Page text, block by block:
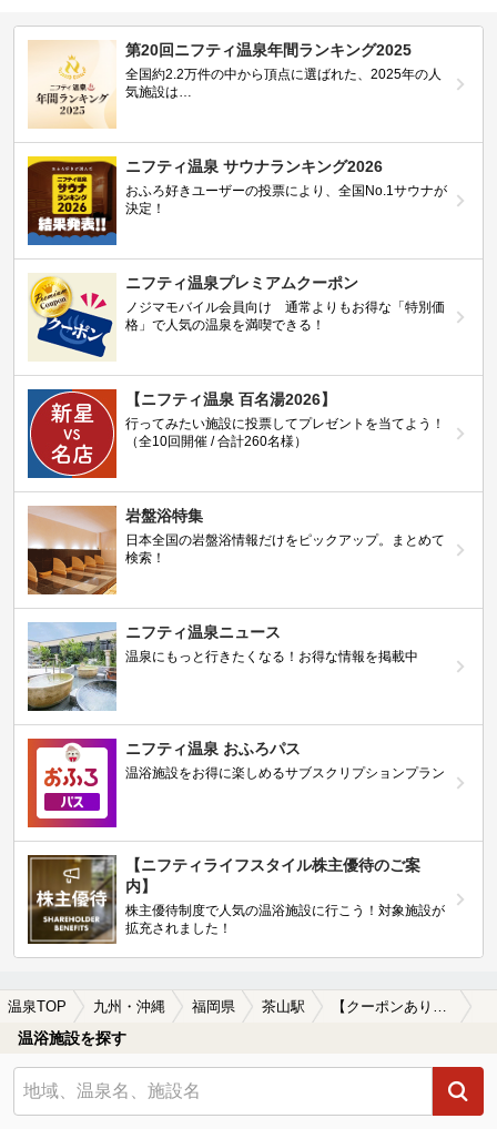
第20回ニフティ温泉年間ランキング2025
全国約2.2万件の中から頂点に選ばれた、2025年の人
気施設は…
ニフティ温泉 サウナランキング2026
おふろ好きユーザーの投票により、全国No.1サウナが
決定！
ニフティ温泉プレミアムクーポン
ノジマモバイル会員向け 通常よりもお得な「特別価
格」で人気の温泉を満喫できる！
【ニフティ温泉 百名湯2026】
行ってみたい施設に投票してプレゼントを当てよう！
（全10回開催 / 合計260名様）
岩盤浴特集
日本全国の岩盤浴情報だけをピックアップ。まとめて
検索！
ニフティ温泉ニュース
温泉にもっと行きたくなる！お得な情報を掲載中
ニフティ温泉 おふろパス
温浴施設をお得に楽しめるサブスクリプションプラン
【ニフティライフスタイル株主優待のご案
内】
株主優待制度で人気の温浴施設に行こう！対象施設が
拡充されました！
温泉TOP 九州・沖縄 福岡県 茶山駅 【クーポンあり】一人旅におすすめの茶山駅近くの温泉、日帰り温泉、スーパー銭湯おすすめ
温浴施設を探す